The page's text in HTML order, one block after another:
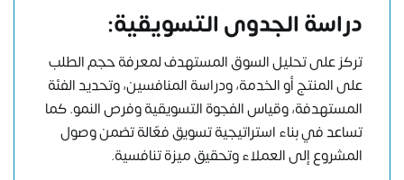
دراسة الجدوى التسويقية:
تركز على تحليل السوق المستهدف لمعرفة حجم الطلب
على المنتج أو الخدمة، ودراسة المنافسين، وتحديد الفئة
المستهدفة، وقياس الفجوة التسويقية وفرص النمو. كما
تساعد في بناء استراتيجية تسويق فعّالة تضمن وصول
المشروع إلى العملاء وتحقيق ميزة تنافسية.